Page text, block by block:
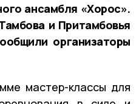
ансамбля «Хорос».
и Притамбовья
организаторы
мастер-классы для